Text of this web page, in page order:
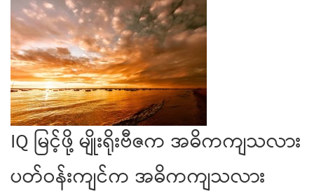
IQ မြင့်ဖို့ မျိုးရိုးဗီဇက အဓိကကျသလား
ပတ်ဝန်းကျင်က အဓိကကျသလား